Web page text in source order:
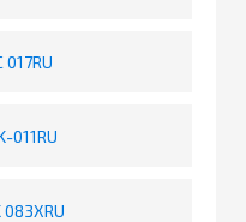
017RU
011RU
083XRU